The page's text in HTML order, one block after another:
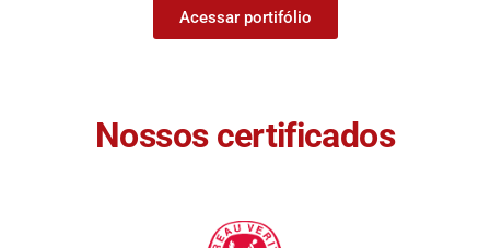
Acessar portifólio
Nossos certificados